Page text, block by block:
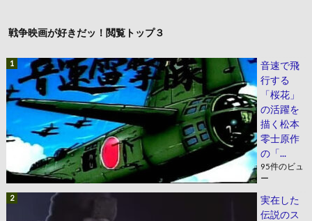
戦争映画が好きだッ！閲覧トップ３
音速で飛
行する
「桜花」
の活躍を
描く松本
零士原作
の「...
95件のビュ
ー
実在した
伝説のス